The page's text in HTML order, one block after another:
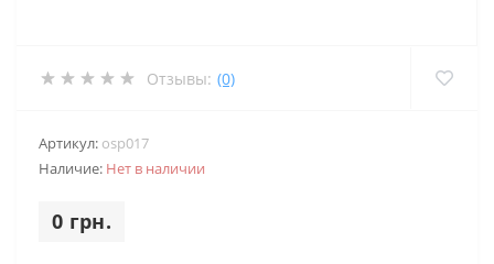
Отзывы: (0)
Артикул: osp017
Наличие: Нет в наличии
0 грн.